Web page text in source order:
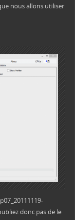
nous allons utiliser
donc pas de le